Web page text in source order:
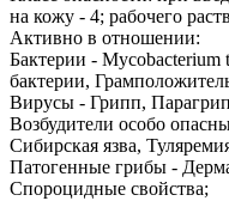
на кожу - 4; рабочего
Активно в отношении:
Бактерии - Mycobacterium
бактерии,
Вирусы - Грипп,
Возбудители особо
Сибирская язва,
Патогенные грибы -
Спороцидные свойства;